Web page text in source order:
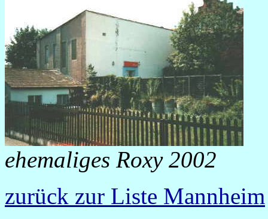
ehemaliges Roxy 2002
zurück zur Liste Mannheim